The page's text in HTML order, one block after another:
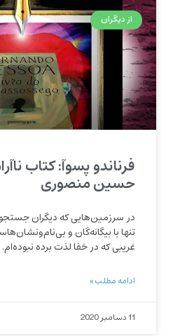
از دیگران
فرناندو پسوآ: کتاب
حسین منصوری
در سرزمین‌هایی که دیگران
تنها با بیگانه‌گان و
غریبی که در خفا لذت برده نبوده‌ام.
ادامه مطلب »
11 دسامبر 2020